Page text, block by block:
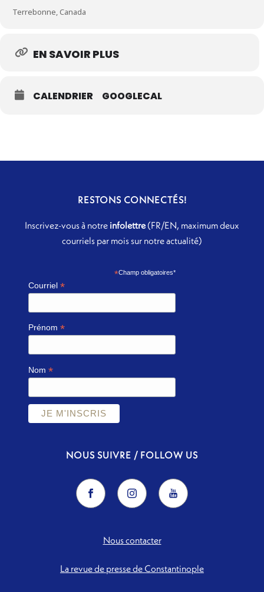
Terrebonne, Canada
EN SAVOIR PLUS
CALENDRIER GOOGLECAL
RESTONS CONNECTÉS!
Inscrivez-vous à notre infolettre(FR/EN, maximum deux
courriels par mois sur notre actualité)
*Champ obligatoires*
Courriel*
Prénom*
Nom*
NOUS SUIVRE / FOLLOW US
Nous contacter
La revue de presse de Constantinople